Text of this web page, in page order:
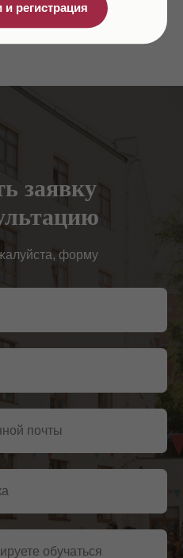
регистрация
заявку
форму